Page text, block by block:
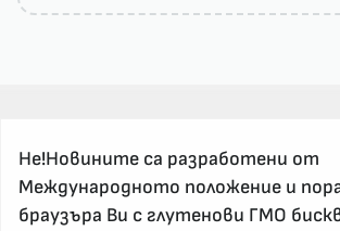
За реклама и връзка с нас, пишете на
nenovinite@gmail.com
Не!Новините са разработени от
Международното положение и
браузъра Ви с глутенови ГМО